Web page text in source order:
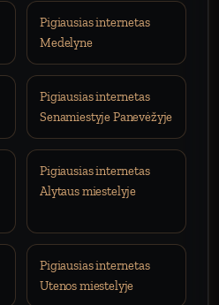
Pigiausias internetas
Medelyne
Pigiausias internetas
Senamiestyje Panevėžyje
Pigiausias internetas
Alytaus miestelyje
Pigiausias internetas
Utenos miestelyje